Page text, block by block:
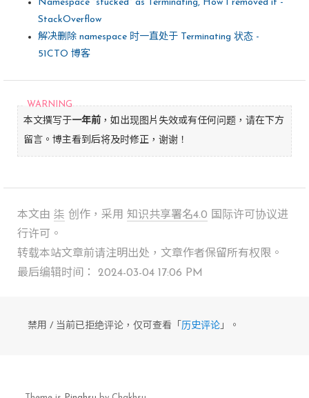
Namespace "stucked" as Terminating, How I removed it -
StackOverflow
解决删除 namespace 时一直处于 Terminating 状态 -
51CTO 博客
本文撰写于一年前 ，如出现图片失效或有任何问题，请在下方
留言。博主看到后将及时修正，谢谢！
本文由 柒 创作，采用 知识共享署名4.0 国际许可协议进
行许可。
转载本站文章前请注明出处，文章作者保留所有权限。
最后编辑时间： 2024-03-04 17:06 PM
禁用 / 当前已拒绝评论，仅可查看「 历史评论」。